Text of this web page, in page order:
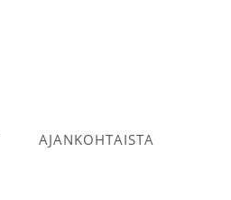
AJANKOHTAISTA